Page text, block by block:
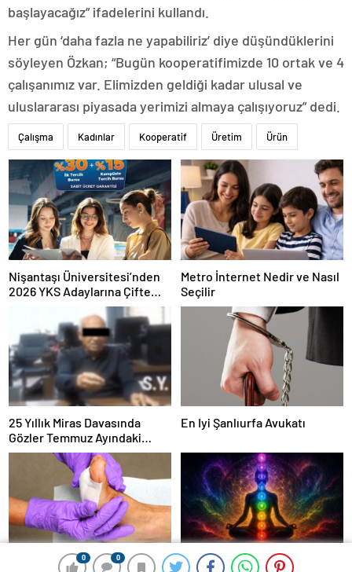
0 0
0 0
başlayacağız” ifadelerini kullandı.
Her gün ‘daha fazla ne yapabiliriz’ diye düşündüklerini
söyleyen Özkan; “Bugün kooperatifimizde 10 ortak ve 4
çalışanımız var. Elimizden geldiği kadar ulusal ve
uluslararası piyasada yerimizi almaya çalışıyoruz” dedi.
Çalışma Kadınlar Kooperatif Üretim Ürün
Nişantaşı Üniversitesi’nden
2026 YKS Adaylarına Çifte
Güvence: Sabit Ücret ve
Kesintisiz Burs
Metro İnternet Nedir ve Nasıl
Seçilir
25 Yıllık Miras Davasında
Gözler Temmuz Ayındaki
Karar Duruşmasına Çevrildi
En Iyi Şanlıurfa Avukatı
Ortopodoloji İle Diyabetik Zihnin Gizemli Sınırları ve